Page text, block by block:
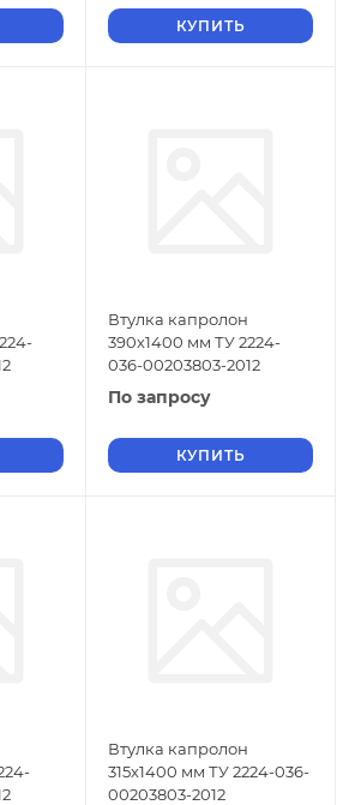
КУПИТЬ
Втулка капролон
390х1400 мм ТУ 2224-
036-00203803-2012
По запросу
КУПИТЬ
Втулка капролон
315х1400 мм ТУ 2224-036-
00203803-2012